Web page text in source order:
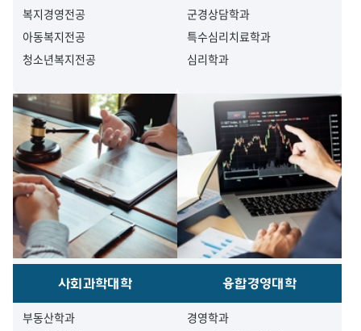
복지경영전공
아동복지전공
청소년복지전공
군경상담학과
특수심리치료학과
심리학과
사회과학대학
부동산학과
융합경영대학
경영학과